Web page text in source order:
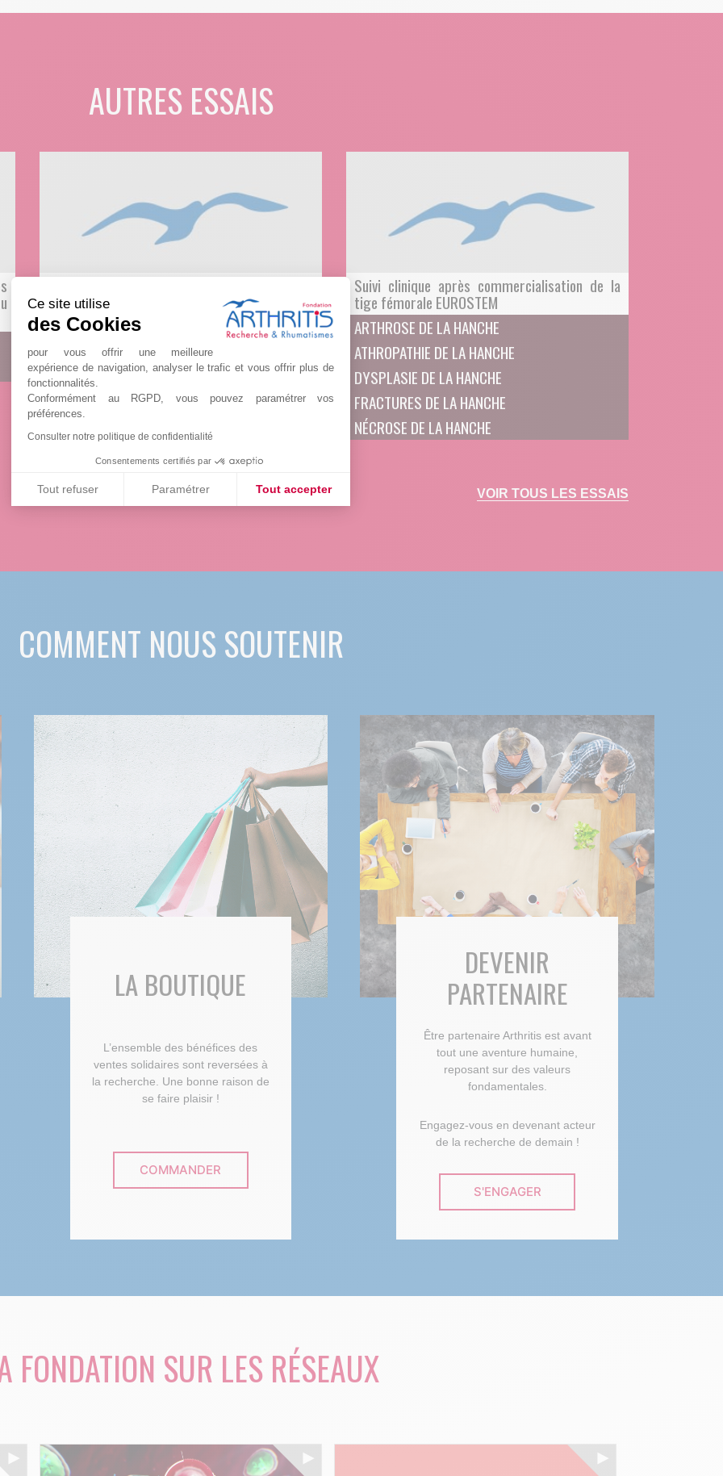
Ce site utilise
des Cookies
pour vous offrir une meilleure
expérience de navigation, analyser le trafic et vous offrir plus de
fonctionnalités.
Conformément au RGPD, vous pouvez paramétrer vos
préférences.
Consulter notre politique de confidentialité
Consentements certifiés par
Tout refuser Paramétrer Tout accepter
AUTRES ESSAIS
maladie et des événements indésirables chez
des patients adultes atteints de polymyalgie
rhumatismale (PMR) dépendant d’un
traitement aux glucocorticoïdes et recevant
des injections sous-cutanées d’ABBV-154
LA POLYMYALGIE RHUMATISMALE
Suivi clinique après commercialisation de la
tige fémorale EUROSTEM
ARTHROSE DE LA HANCHE
ATHROPATHIE DE LA HANCHE
DYSPLASIE DE LA HANCHE
FRACTURES DE LA HANCHE
NÉCROSE DE LA HANCHE
VOIR TOUS LES ESSAIS
COMMENT NOUS SOUTENIR
LA BOUTIQUE
L’ensemble des bénéfices des
ventes solidaires sont reversées à
la recherche. Une bonne raison de
se faire plaisir !
COMMANDER
DEVENIR
PARTENAIRE
Être partenaire Arthritis est avant
tout une aventure humaine,
reposant sur des valeurs
fondamentales.
Engagez-vous en devenant acteur
de la recherche de demain !
S'ENGAGER
FONDATION SUR LES RÉSEAUX